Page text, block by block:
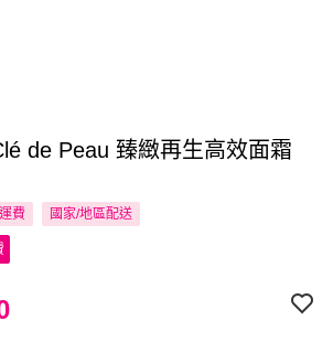
de Peau 臻緻再生高效面霜
費 國家/地區配送